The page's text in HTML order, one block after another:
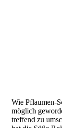
Wie Pflaumen-
möglich
treffend zu